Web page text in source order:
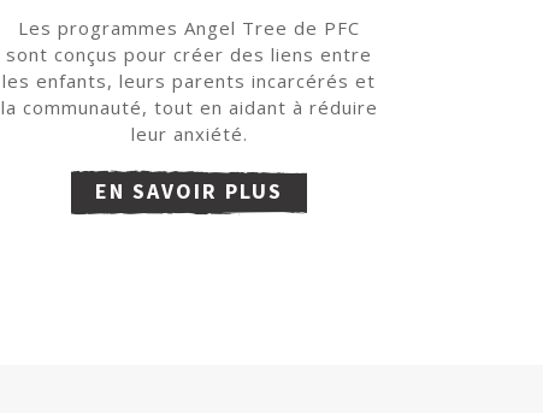
Les programmes Angel Tree de PFC
sont conçus pour créer des liens entre
les enfants, leurs parents incarcérés et
la communauté, tout en aidant à réduire
leur anxiété.
EN SAVOIR PLUS